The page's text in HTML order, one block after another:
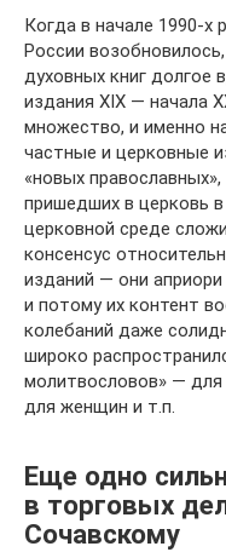
Когда в начале 1990-х
России
духовных книг долгое
издания XIX — начала
множество, и именно
частные и церковные
«новых
пришедших в церковь
церковной среде
консенсус
изданий — они
и потому их контент
колебаний даже
широко
молитвословов» —
для женщин и т.п.
Еще одно
в торговых
Сочавскому